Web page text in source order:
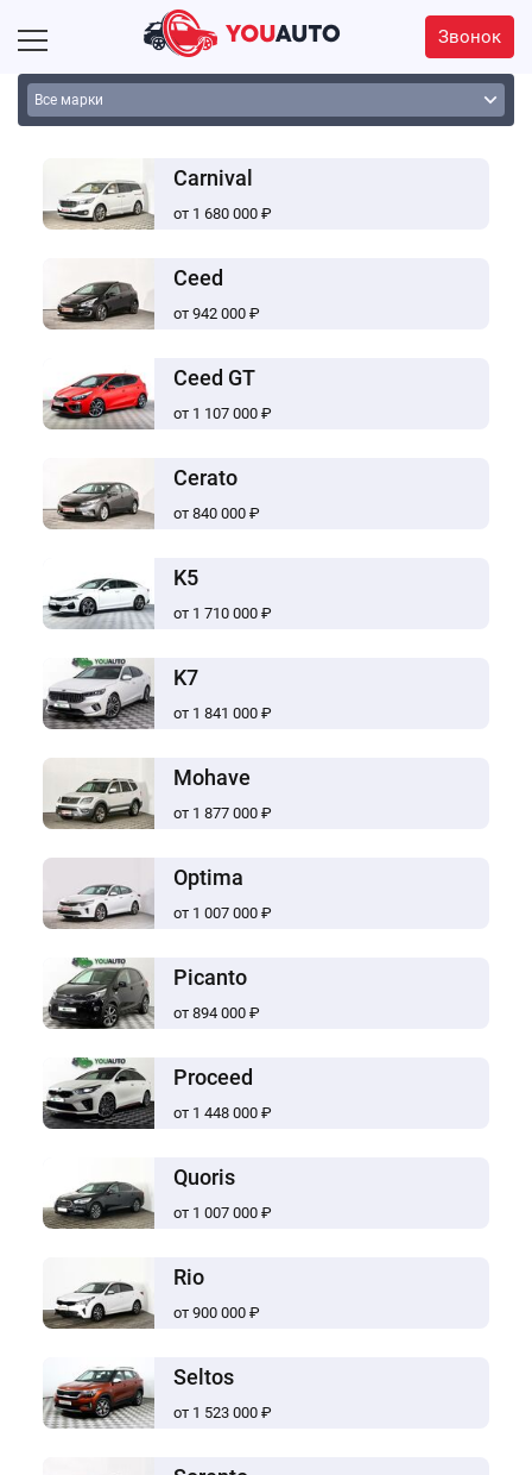
Звонок
Carnival
от 1 680 000 ₽
Ceed
от 942 000 ₽
Ceed GT
от 1 107 000 ₽
Cerato
от 840 000 ₽
K5
от 1 710 000 ₽
K7
от 1 841 000 ₽
Mohave
от 1 877 000 ₽
Optima
от 1 007 000 ₽
Picanto
от 894 000 ₽
Proceed
от 1 448 000 ₽
Quoris
от 1 007 000 ₽
Rio
от 900 000 ₽
Seltos
от 1 523 000 ₽